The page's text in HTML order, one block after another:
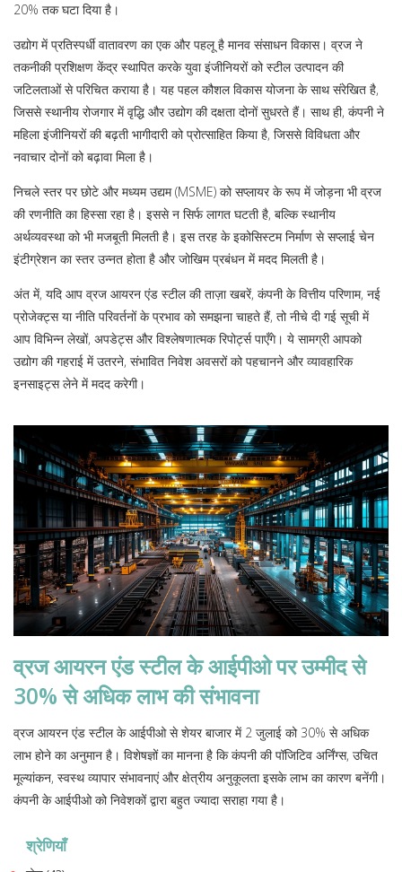
20% तक घटा दिया है।
उद्योग में प्रतिस्पर्धी वातावरण का एक और पहलू है मानव संसाधन विकास। व्रज ने
तकनीकी प्रशिक्षण केंद्र स्थापित करके युवा इंजीनियरों को स्टील उत्पादन की
जटिलताओं से परिचित कराया है। यह पहलकौशल विकास योजनाके साथ संरेखित है,
जिससे स्थानीय रोजगार में वृद्धि और उद्योग की दक्षता दोनों सुधरते हैं। साथ ही, कंपनी ने
महिला इंजीनियरों की बढ़ती भागीदारी को प्रोत्साहित किया है, जिससे विविधता और
नवाचार दोनों को बढ़ावा मिला है।
निचले स्तर पर छोटे और मध्यम उद्यम (MSME) को सप्लायर के रूप में जोड़ना भी व्रज
की रणनीति का हिस्सा रहा है। इससे न सिर्फ लागत घटती है, बल्कि स्थानीय
अर्थव्यवस्था को भी मजबूती मिलती है। इस तरह के इकोसिस्टम निर्माण सेसप्लाई चेन
इंटीग्रेशन का स्तर उन्नत होता है और जोखिम प्रबंधन में मदद मिलती है।
अंत में, यदि आप व्रज आयरन एंड स्टील की ताज़ा खबरें, कंपनी के वित्तीय परिणाम, नई
प्रोजेक्ट्स या नीति परिवर्तनों के प्रभाव को समझना चाहते हैं, तो नीचे दी गई सूची में
आप विभिन्न लेखों, अपडेट्स और विश्लेषणात्मक रिपोर्ट्स पाएँगे। ये सामग्री आपको
उद्योग की गहराई में उतरने, संभावित निवेश अवसरों को पहचानने और व्यावहारिक
इनसाइट्स लेने में मदद करेगी।
व्रज आयरन एंड स्टील के आईपीओ पर उम्मीद से
30% से अधिक लाभ की संभावना
व्रज आयरन एंड स्टील के आईपीओ से शेयर बाजार में 2 जुलाई को 30% से अधिक
लाभ होने का अनुमान है। विशेषज्ञों का मानना है कि कंपनी की पॉजिटिव अर्निंग्स, उचित
मूल्यांकन, स्वस्थ व्यापार संभावनाएं और क्षेत्रीय अनुकूलता इसके लाभ का कारण बनेंगी।
कंपनी के आईपीओ को निवेशकों द्वारा बहुत ज्यादा सराहा गया है।
श्रेणियाँ